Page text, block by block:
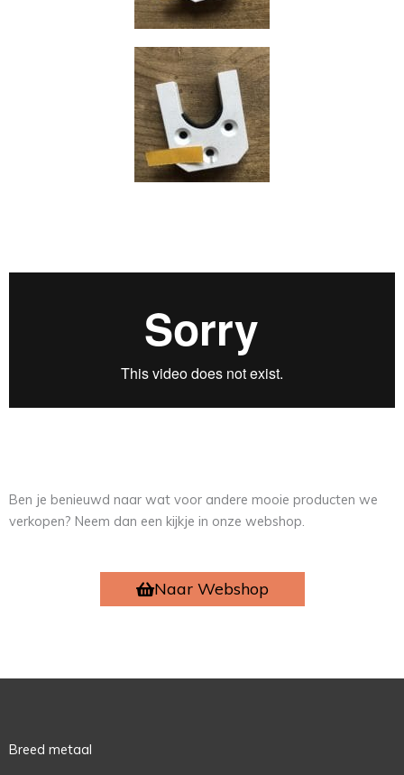
Ben je benieuwd naar wat voor andere mooie producten we
verkopen? Neem dan een kijkje in onze webshop.
Naar Webshop
Breed metaal